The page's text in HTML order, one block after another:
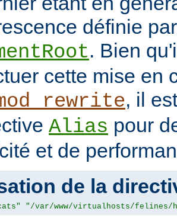
définie
. Bien
cette mise en
, il
Alias pour
et de
de la
"/var/www/virtualhosts/felines/